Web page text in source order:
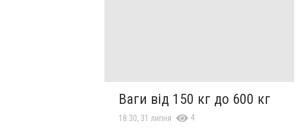
Ваги від 150 кг до 600 кг
18:30, 31 липня 4